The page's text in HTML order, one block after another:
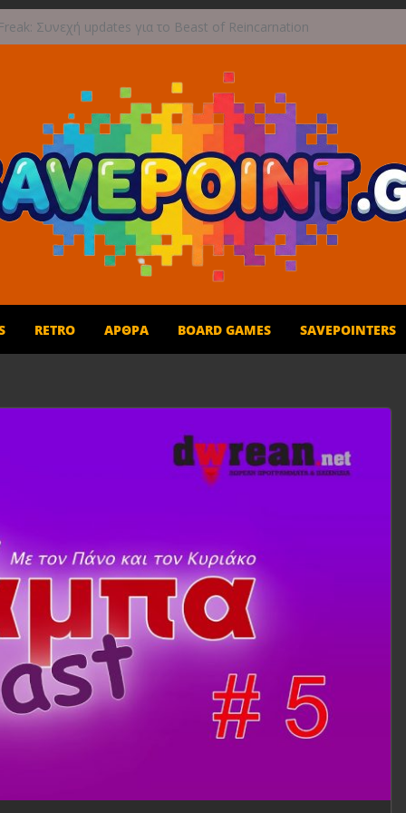
Συνεχή updates για το Beast of Reincarnation
ανάμεικτη υποδοχή
τους ουρανούς με το Wild Blue Skies αυτό το
και παιχνίδι για όλη την οικογένεια!
1η Σεπτεμβρίου το Crimson Moon
RETRO ΆΡΘΡΑ BOARD GAMES SAVEPOINTERS